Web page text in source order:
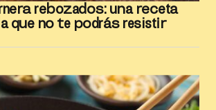
rebozados: una receta
que no te podrás resistir